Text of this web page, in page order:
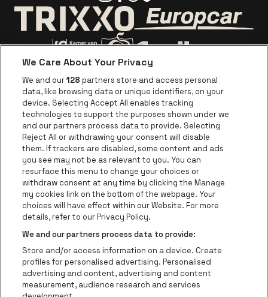
Ga naar de website van Trixxo
Ga naar de website van Voka Limburg
Ga naar de website
Ga naar de website van Coca-Cola
Ga naar de website van
Ga naar de
Ga naar de website van Champagne
Ga naar de website
Ga naar de website van Het logo
Ga naar de
Ga naar de website van Holiday Inn
Ga naar de website
Ga naar de
Trixxo Theater Hasselt is een deel van be•at
Trixxo Theater Hasselt
Gouverneur Verwilghensingel 70, 3500 Hasselt
Be-At Venues
Schijnpoortweg 119, 2170 Antwerpen
BTW (BE) 0461.051.688 - RPR Antwerpen
We Care About Your Privacy
We and our128 partners store and access personal
data, like browsing data or unique identifiers, on your
device. Selecting Accept All enables tracking
technologies to support the purposes shown under we
and our partners process data to provide. Selecting
Reject All or withdrawing your consent will disable
them. If trackers are disabled, some content and ads
you see may not be as relevant to you. You can
resurface this menu to change your choices or
withdraw consent at any time by clicking the Manage
my cookies link on the bottom of the webpage. Your
choices will have effect within our Website. For more
details, refer to our Privacy Policy.
We and our partners process data to provide:
Store and/or access information on a device. Create
profiles for personalised advertising. Personalised
advertising and content, advertising and content
measurement, audience research and services